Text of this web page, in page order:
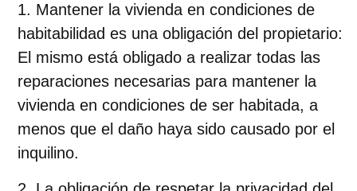
Mantener la vivienda en condiciones de
habitabilidad es una obligación del propietario:
El mismo está obligado a realizar todas las
reparaciones necesarias para mantener la
vivienda en condiciones de ser habitada, a
menos que el daño haya sido causado por el
inquilino.